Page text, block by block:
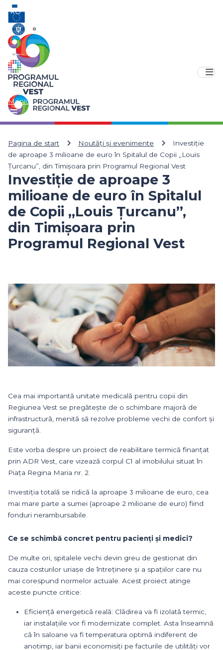
Meniu
Pagina de start Noutăți și evenimente
Investiție
de aproape 3 milioane de euro în Spitalul de Copii „Louis
Țurcanu”, din Timișoara prin Programul Regional Vest
Investiție de aproape 3
milioane de euro în Spitalul
de Copii „Louis Țurcanu”,
din Timișoara prin
Programul Regional Vest
Cea mai importantă unitate medicală pentru copii din
Regiunea Vest se pregătește de o schimbare majoră de
infrastructură, menită să rezolve probleme vechi de confort și
siguranță.
Este vorba despre un proiect de reabilitare termică finanțat
prin ADR Vest, care vizează corpul C1 al imobilului situat în
Piața Regina Maria nr. 2.
Investiția totală se ridică la aproape 3 milioane de euro, cea
mai mare parte a sumei (aproape 2 milioane de euro) fiind
fonduri nerambursabile.
Ce se schimbă concret pentru pacienți și medici?
De multe ori, spitalele vechi devin greu de gestionat din
cauza costurilor uriașe de întreținere și a spațiilor care nu
mai corespund normelor actuale. Acest proiect atinge
aceste puncte critice:
Eficiență energetică reală: Clădirea va fi izolată termic,
iar instalațiile vor fi modernizate complet. Asta înseamnă
că în saloane va fi temperatura optimă indiferent de
anotimp, iar banii economisiți pe facturile de utilități vor
RO